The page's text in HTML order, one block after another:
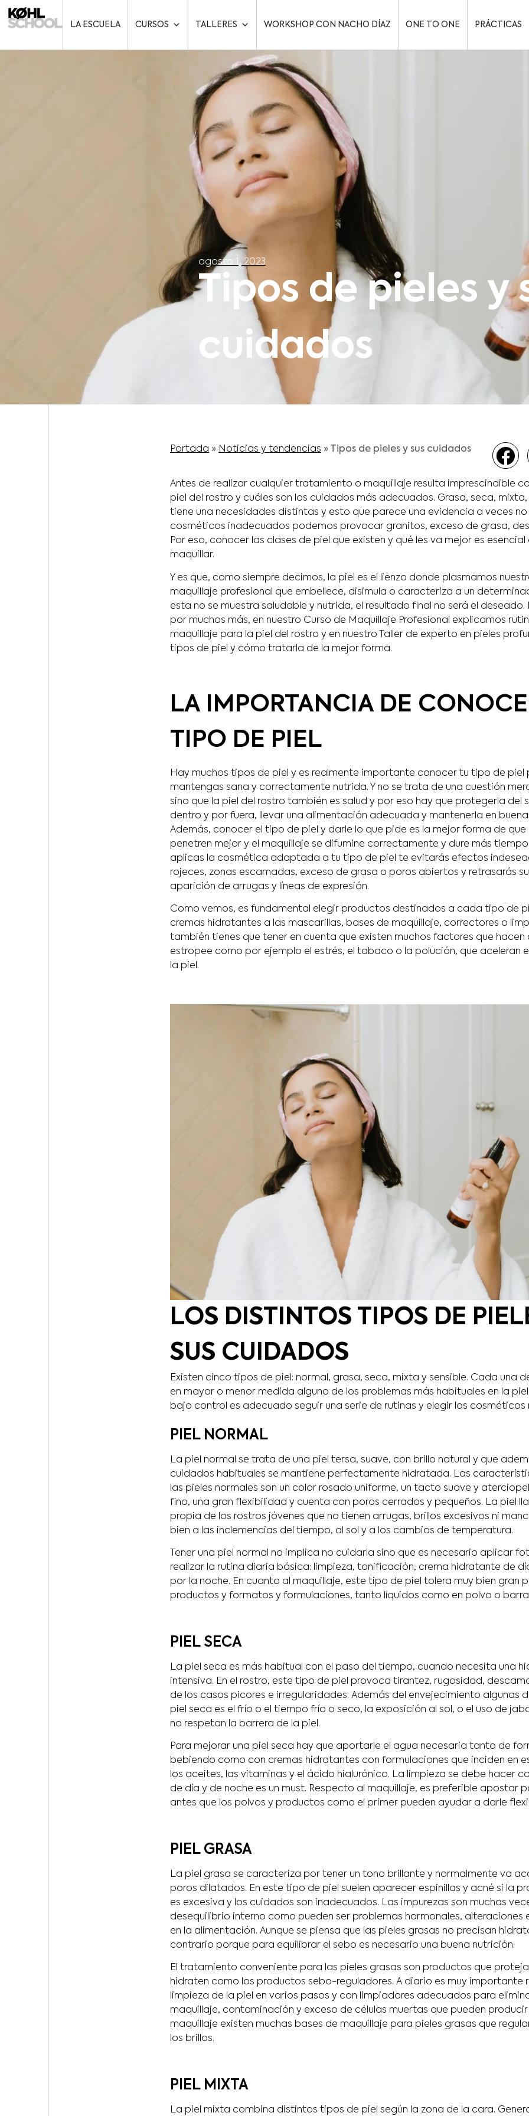
LA ESCUELA CURSOS TALLERES WORKSHOP CON NACHO DÍAZ ONE TO ONE PRÁCTICAS
agosto 1, 2023
Tipos de pieles y
cuidados
Portada » Noticias y tendencias » Tipos de pieles y sus cuidados
Antes de realizar cualquier tratamiento o maquillaje resulta imprescindible
piel del rostro y cuáles son los cuidados más adecuados. Grasa, seca,
tiene una necesidades distintas y esto que parece una evidencia a veces no
cosméticos inadecuados podemos provocar granitos, exceso de grasa,
Por eso, conocer las clases de piel que existen y qué les va mejor es esencial
maquillar.
Y es que, como siempre decimos, la piel es el lienzo donde plasmamos
maquillaje profesional que embellece, disimula o caracteriza a un
esta no se muestra saludable y nutrida, el resultado final no será el deseado.
por muchos más, en nuestro Curso de Maquillaje Profesional explicamos
maquillaje para la piel del rostro y en nuestro Taller de experto en pieles
tipos de piel y cómo tratarla de la mejor forma.
LA IMPORTANCIA DE
TIPO DE PIEL
Hay muchos tipos de piel y es realmente importante conocer tu tipo de piel
mantengas sana y correctamente nutrida. Y no se trata de una cuestión
sino que la piel del rostro también es salud y por eso hay que protegerla del
dentro y por fuera, llevar una alimentación adecuada y mantenerla en
Además, conocer el tipo de piel y darle lo que pide es la mejor forma de
penetren mejor y el maquillaje se difumine correctamente y dure más
aplicas la cosmética adaptada a tu tipo de piel te evitarás efectos
rojeces, zonas escamadas, exceso de grasa o poros abiertos y retrasarás
aparición de arrugas y líneas de expresión.
Como vemos, es fundamental elegir productos destinados a cada tipo de
cremas hidratantes a las mascarillas, bases de maquillaje, correctores o
también tienes que tener en cuenta que existen muchos factores que hacen
estropee como por ejemplo el estrés, el tabaco o la polución, que aceleran
la piel.
LOS DISTINTOS TIPOS DE
SUS CUIDADOS
Existen cinco tipos de piel: normal, grasa, seca, mixta y sensible. Cada una
en mayor o menor medida alguno de los problemas más habituales en la
bajo control es adecuado seguir una serie de rutinas y elegir los
PIEL NORMAL
La piel normal se trata de una piel tersa, suave, con brillo natural y que
cuidados habituales se mantiene perfectamente hidratada. Las
las pieles normales son un color rosado uniforme, un tacto suave y
fino, una gran flexibilidad y cuenta con poros cerrados y pequeños. La piel
propia de los rostros jóvenes que no tienen arrugas, brillos excesivos ni
bien a las inclemencias del tiempo, al sol y a los cambios de temperatura.
Tener una piel normal no implica no cuidarla sino que es necesario aplicar
realizar la rutina diaria básica: limpieza, tonificación, crema hidratante de
por la noche. En cuanto al maquillaje, este tipo de piel tolera muy bien gran
productos y formatos y formulaciones, tanto líquidos como en polvo o
PIEL SECA
La piel seca es más habitual con el paso del tiempo, cuando necesita una
intensiva. En el rostro, este tipo de piel provoca tirantez, rugosidad,
de los casos picores e irregularidades. Además del envejecimiento algunas
piel seca es el frío o el tiempo frío o seco, la exposición al sol, o el uso de
no respetan la barrera de la piel.
Para mejorar una piel seca hay que aportarle el agua necesaria tanto de
bebiendo como con cremas hidratantes con formulaciones que inciden en
los aceites, las vitaminas y el ácido hialurónico. La limpieza se debe hacer
de día y de noche es un must. Respecto al maquillaje, es preferible apostar
antes que los polvos y productos como el primer pueden ayudar a darle
PIEL GRASA
La piel grasa se caracteriza por tener un tono brillante y normalmente va
poros dilatados. En este tipo de piel suelen aparecer espinillas y acné si la
es excesiva y los cuidados son inadecuados. Las impurezas son muchas
desequilibrio interno como pueden ser problemas hormonales, alteraciones
en la alimentación. Aunque se piensa que las pieles grasas no precisan
contrario porque para equilibrar el sebo es necesario una buena nutrición.
El tratamiento conveniente para las pieles grasas son productos que
hidraten como los productos sebo-reguladores. A diario es muy importante
limpieza de la piel en varios pasos y con limpiadores adecuados para
maquillaje, contaminación y exceso de células muertas que pueden
maquillaje existen muchas bases de maquillaje para pieles grasas que
los brillos.
PIEL MIXTA
La piel mixta combina distintos tipos de piel según la zona de la cara.